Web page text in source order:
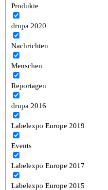
Produkte
drupa 2020
Nachrichten
Menschen
Reportagen
drupa 2016
Labelexpo Europe 2019
Events
Labelexpo Europe 2017
Labelexpo Europe 2015